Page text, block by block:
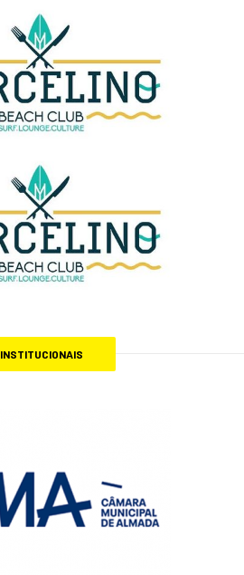
INSTITUCIONAIS